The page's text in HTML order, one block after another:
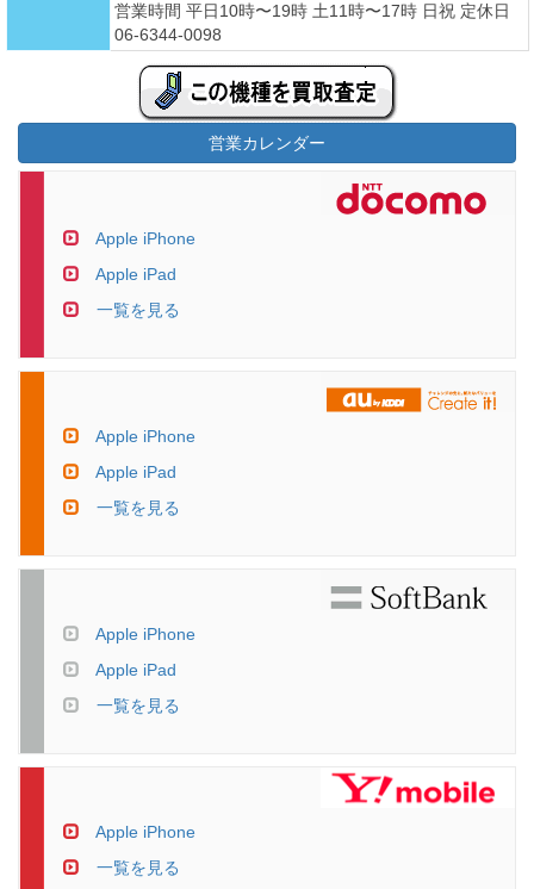
営業時間 平日10時〜19時 土11時〜17時 日祝 定休日
06-6344-0098
営業カレンダー
Apple iPhone
Apple iPad
一覧を見る
Apple iPhone
Apple iPad
一覧を見る
Apple iPhone
Apple iPad
一覧を見る
Apple iPhone
一覧を見る